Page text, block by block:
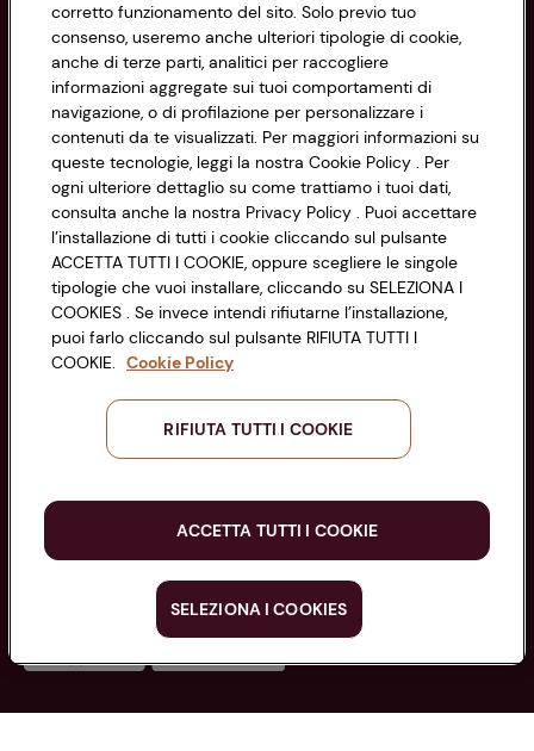
Informazioni
Privacy Policy
Cookie Policy
Impostazioni Cookie
Accessibilità
CONAD SOCIETÀ COOPERATIVA
Via Michelino, 59 | 40127 BOLOGNA
Codice Fiscale e Registro Imprese
di Bologna 00865960157
PARTITA IVA 03320960374
Servizio clienti
Seguici sui Social:
corretto funzionamento del sito. Solo previo tuo
consenso, useremo anche ulteriori tipologie di cookie,
anche di terze parti, analitici per raccogliere
informazioni aggregate sui tuoi comportamenti di
navigazione, o di profilazione per personalizzare i
contenuti da te visualizzati. Per maggiori informazioni su
queste tecnologie, leggi la nostra Cookie Policy . Per
ogni ulteriore dettaglio su come trattiamo i tuoi dati,
consulta anche la nostra Privacy Policy . Puoi accettare
l’installazione di tutti i cookie cliccando sul pulsante
ACCETTA TUTTI I COOKIE, oppure scegliere le singole
tipologie che vuoi installare, cliccando su SELEZIONA I
COOKIES . Se invece intendi rifiutarne l’installazione,
puoi farlo cliccando sul pulsante RIFIUTA TUTTI I
COOKIE. Cookie Policy
RIFIUTA TUTTI I COOKIE
ACCETTA TUTTI I COOKIE
SELEZIONA I COOKIES